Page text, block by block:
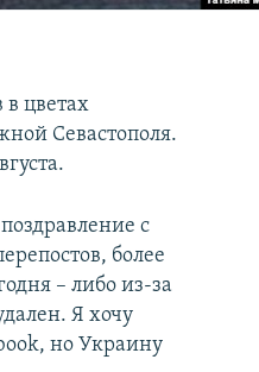
в цветах
Севастополя.
с
более
– либо из-за
Я хочу
но Украину